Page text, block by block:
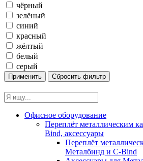
чёрный
зелёный
синий
красный
жёлтый
белый
серый
Офисное оборудование
Переплёт металлическим
Bind, аксессуары
Переплёт
Металбинд и C-Bind